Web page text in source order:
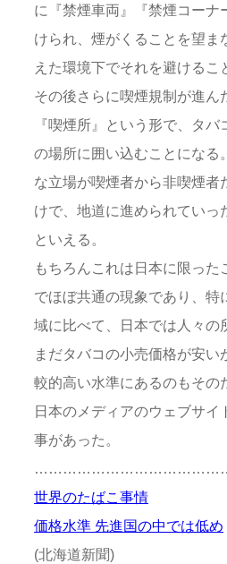
に『禁煙車両』『禁煙コーナ
けられ、煙がくることを望ま
えた環境下でそれを避けるこ
その後さらに喫煙規制が進ん
『喫煙所』という形で、タ
の場所に囲い込むことになる
な立場が喫煙者から非喫煙者
けで、地道に進められていっ
といえる。
もちろんこれは日本に限った
でほぼ共通の現象であり、特
域に比べて、日本では人々の
まだタバコの小売価格が安い
較的高い水準にあるのもその
日本のメディアのウェブサイ
事があった。
世界のたばこ事情
価格水準 先進国の中では低め
(北海道新聞)